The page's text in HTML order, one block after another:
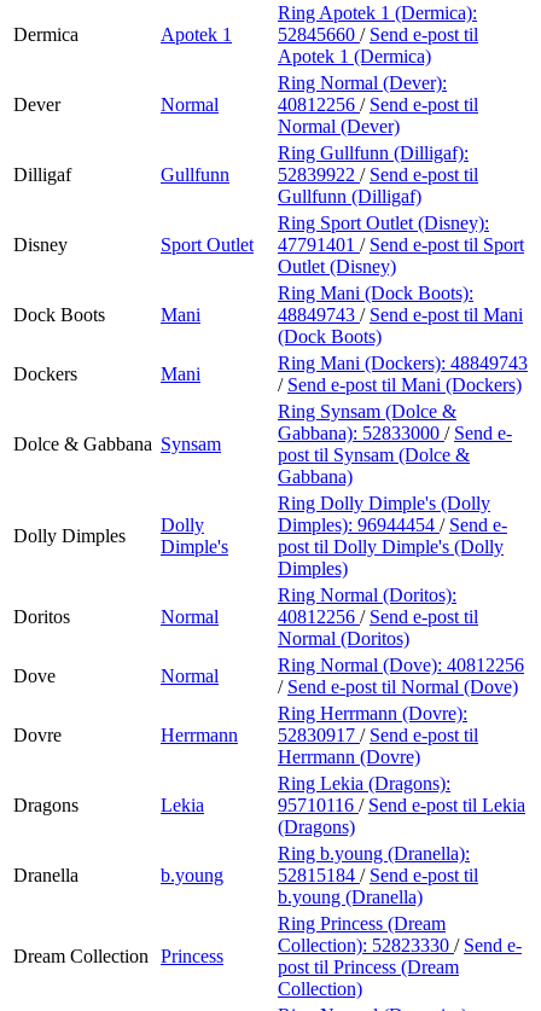
Dermica Apotek 1
Ring Apotek 1 (Dermica):
52845660 / Send e-post til
Apotek 1 (Dermica)
Dever Normal
Ring Normal (Dever):
40812256 / Send e-post til
Normal (Dever)
Dilligaf Gullfunn
Ring Gullfunn (Dilligaf):
52839922 / Send e-post til
Gullfunn (Dilligaf)
Disney Sport Outlet
Ring Sport Outlet (Disney):
47791401 / Send e-post til Sport
Outlet (Disney)
Dock Boots Mani
Ring Mani (Dock Boots):
48849743 / Send e-post til Mani
(Dock Boots)
Dockers
Mani
Ring Mani (Dockers): 48849743
/ Send e-post til Mani (Dockers)
Dolce & Gabbana Synsam
Ring Synsam (Dolce &
Gabbana): 52833000 / Send e-
post til Synsam (Dolce &
Gabbana)
Dolly Dimples
Dolly
Dimple's
Ring Dolly Dimple's (Dolly
Dimples): 96944454 / Send e-
post til Dolly Dimple's (Dolly
Dimples)
Doritos Normal
Ring Normal (Doritos):
40812256 / Send e-post til
Normal (Doritos)
Dove
Normal
Ring Normal (Dove): 40812256
/ Send e-post til Normal (Dove)
Dovre Herrmann
Ring Herrmann (Dovre):
52830917 / Send e-post til
Herrmann (Dovre)
Dragons Lekia
Ring Lekia (Dragons):
95710116 / Send e-post til Lekia
(Dragons)
Dranella b.young
Ring b.young (Dranella):
52815184 / Send e-post til
b.young (Dranella)
Dream Collection Princess
Ring Princess (Dream
Collection): 52823330 / Send e-
post til Princess (Dream
Collection)